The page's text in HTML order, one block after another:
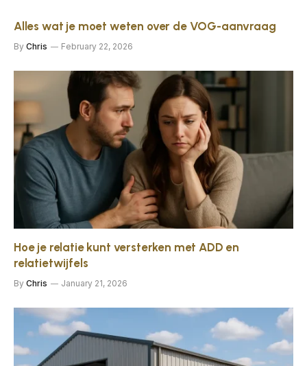
Alles wat je moet weten over de VOG-aanvraag
By Chris February 22, 2026
Hoe je relatie kunt versterken met ADD en
relatietwijfels
By Chris January 21, 2026